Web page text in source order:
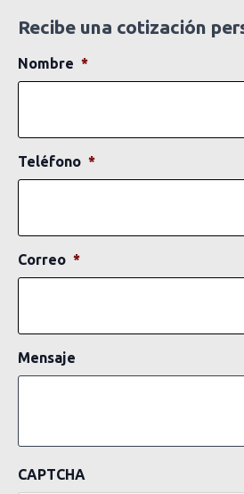
Recibe una cotización
Nombre *
Teléfono *
Correo *
Mensaje
CAPTCHA